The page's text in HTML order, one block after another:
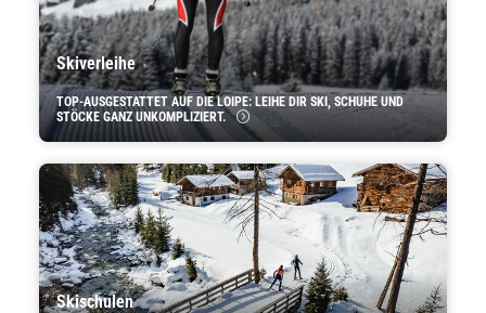
Skiverleihe
TOP-AUSGESTATTET AUF DIE LOIPE: LEIHE DIR SKI, SCHUHE UND
STÖCKE GANZ UNKOMPLIZIERT.
Skischulen